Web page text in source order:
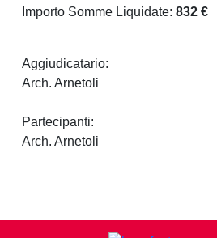
Importo Somme Liquidate: 832 €
Aggiudicatario:
Arch. Arnetoli
Partecipanti:
Arch. Arnetoli